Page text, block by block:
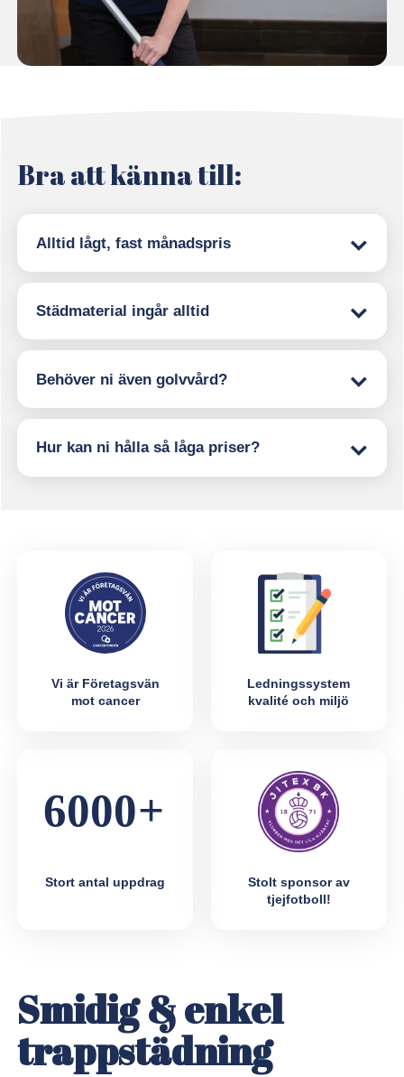
Bra att känna till:
Alltid lågt, fast månadspris
Städmaterial ingår alltid
Behöver ni även golvvård?
Hur kan ni hålla så låga priser?
Vi är Företagsvän
mot cancer
Ledningssystem
kvalité och miljö
Stort antal uppdrag
Stolt sponsor av
tjejfotboll!
Smidig & enkel
trappstädning